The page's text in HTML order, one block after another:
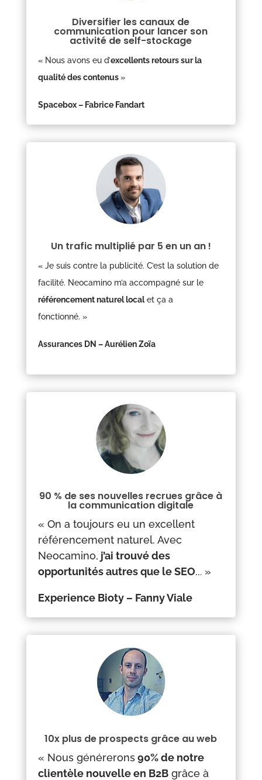
Diversifier les canaux de
communication pour lancer son
activité de self-stockage
« Nous avons eu d’excellents retours sur la
qualité des contenus»
Spacebox – Fabrice Fandart
Un trafic multiplié par 5 en un an !
« Je suis contre la publicité. C’est la solution de
facilité. Neocamino m’a accompagné sur le
référencement naturel localet ça a
fonctionné. »
Assurances DN – Aurélien Zoïa
90 % de ses nouvelles recrues grâce à
la communication digitale
« On a toujours eu un excellent
référencement naturel. Avec
Neocamino, j’ai trouvé des
opportunités autres que le SEO...»
Experience Bioty – Fanny Viale
10x plus de prospects grâce au web
« Nous générerons90% de notre
clientèle nouvelle en B2Bgrâce à